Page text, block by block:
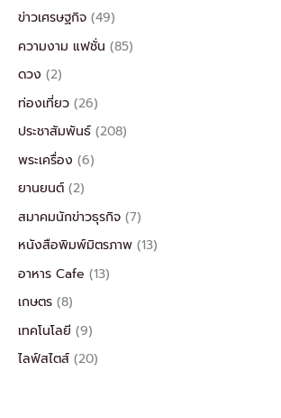
ข่าวเศรษฐกิจ (49)
ความงาม แฟชั่น (85)
ดวง (2)
ท่องเที่ยว (26)
ประชาสัมพันธ์ (208)
พระเครื่อง (6)
ยานยนต์ (2)
สมาคมนักข่าวธุรกิจ (7)
หนังสือพิมพ์มิตรภาพ (13)
อาหาร Cafe (13)
เกษตร (8)
เทคโนโลยี (9)
ไลฟ์สไตส์ (20)